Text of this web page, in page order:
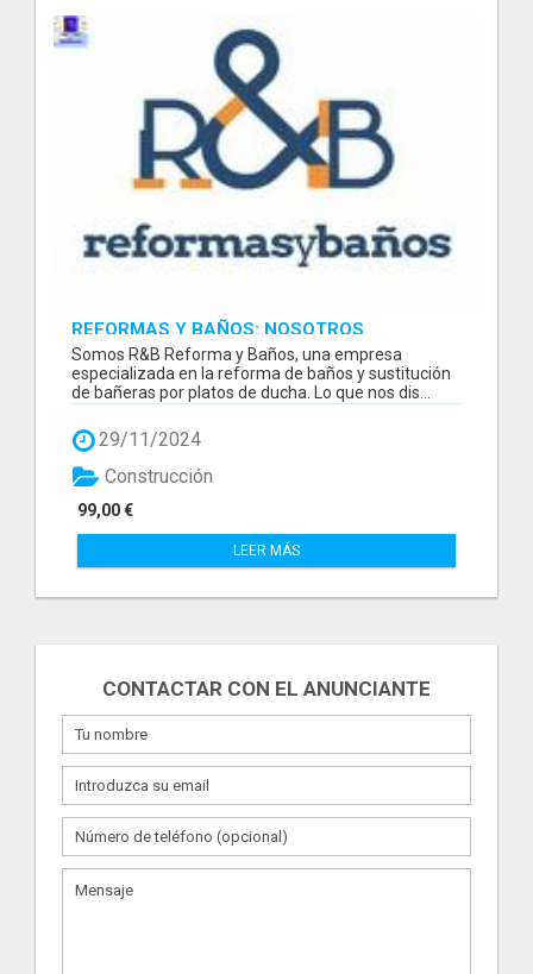
REFORMAS Y BAÑOS: NOSOTROS
Somos R&B Reforma y Baños, una empresa
especializada en la reforma de baños y sustitución
de bañeras por platos de ducha. Lo que nos dis...
29/11/2024
99,00 €
Construcción
LEER MÁS
CONTACTAR CON EL ANUNCIANTE